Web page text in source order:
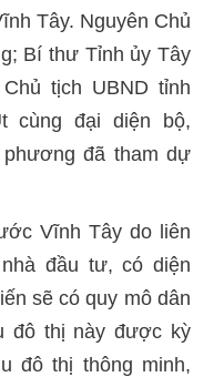
Tây. Nguyên Chủ
Bí thư Tỉnh ủy Tây
tịch UBND tỉnh
cùng đại diện bộ,
đã tham dự
Vĩnh Tây do liên
đầu tư, có diện
sẽ có quy mô dân
đô thị này được kỳ
đô thị thông minh,